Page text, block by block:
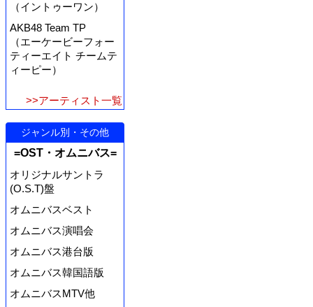
（イントゥーワン）
AKB48 Team TP
（エーケービーフォー
ティーエイト チームテ
ィーピー）
>>アーティスト一覧
ジャンル別・その他
=OST・オムニバス=
オリジナルサントラ
(O.S.T)盤
オムニバスベスト
オムニバス演唱会
オムニバス港台版
オムニバス韓国語版
オムニバスMTV他